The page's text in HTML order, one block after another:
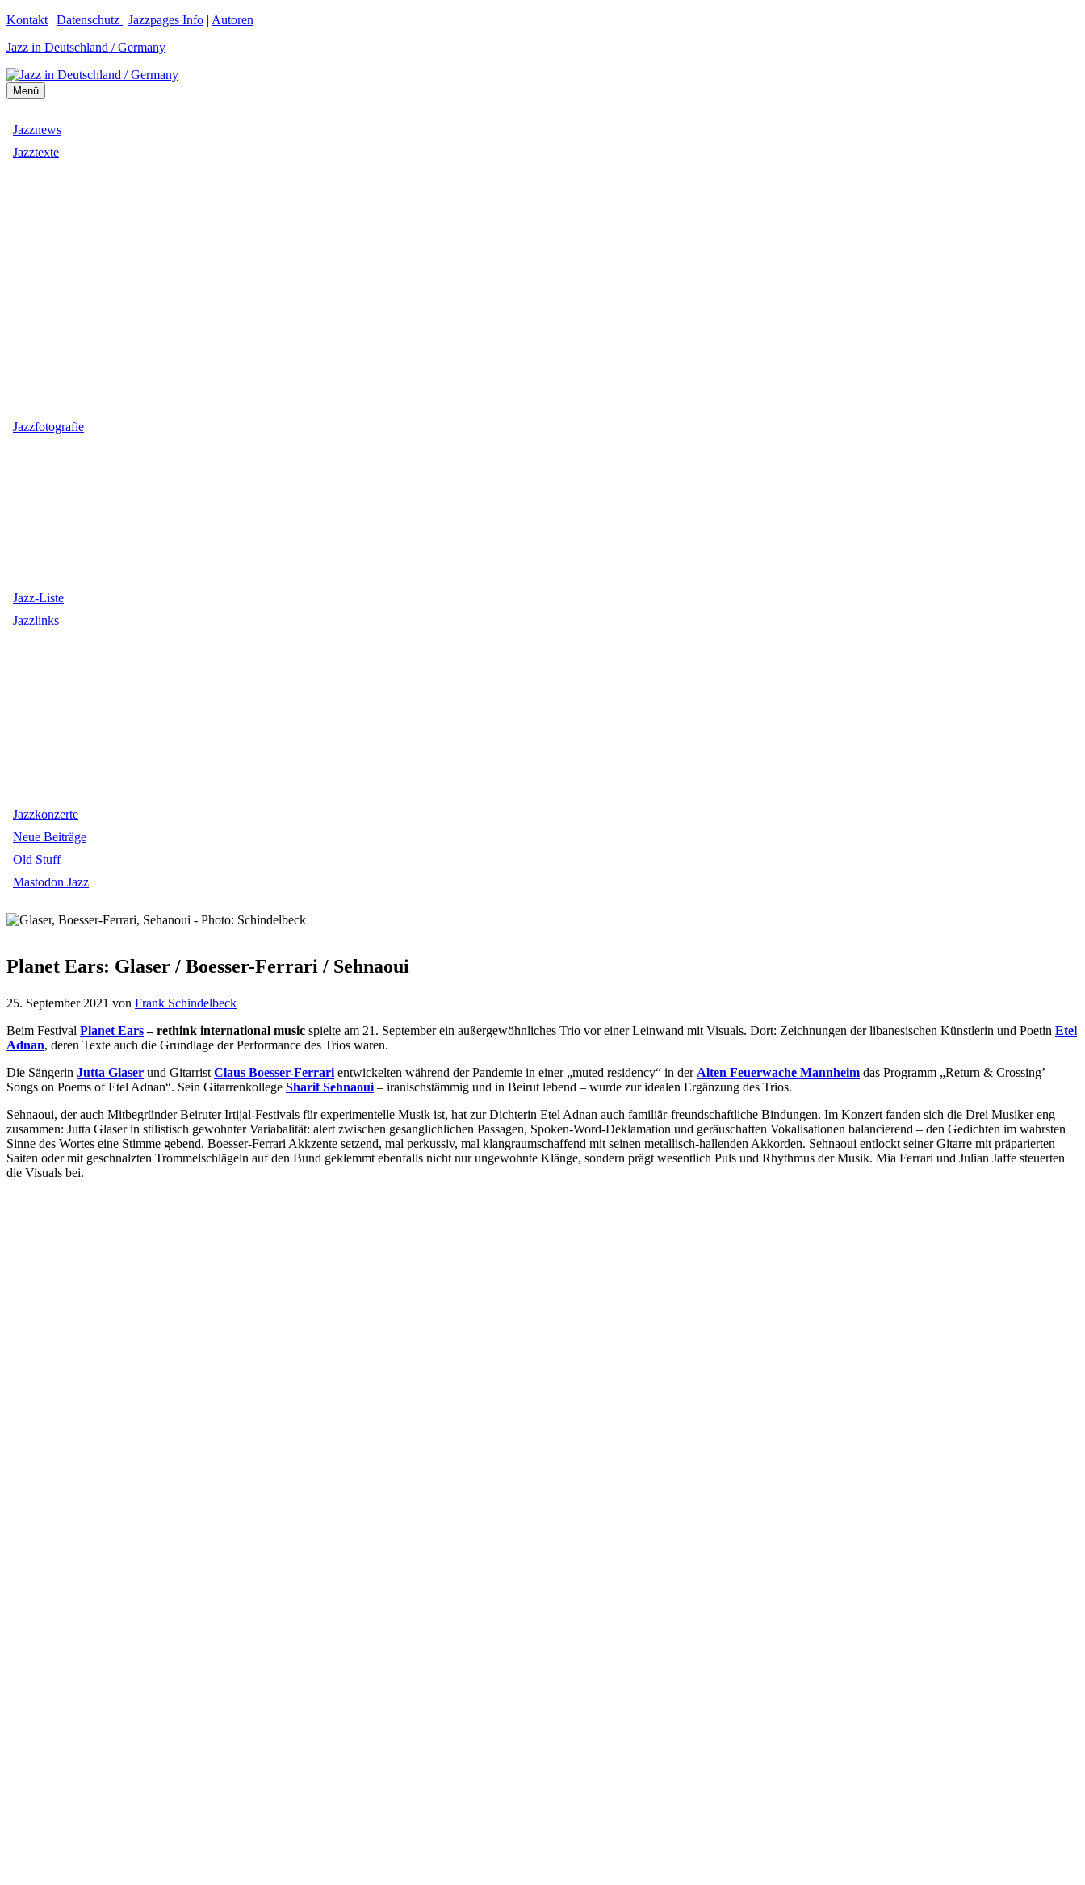
Zum
springen
Kontakt | Datenschutz | Jazzpages Info | Autoren
Jazz in Deutschland / Germany
Menü
Jazznews
Jazztexte
Jazzfotografie
Jazz-Liste
Jazzlinks
Jazzkonzerte
Neue Beiträge
Old Stuff
Mastodon Jazz
Planet Ears: Glaser / Boesser-Ferrari / Sehnaoui
25. September 2021 von Frank Schindelbeck
Beim Festival Planet Ears – rethink international music spielte am 21. September ein außergewöhnliches Trio vor einer Leinwand mit Visuals. Dort: Zeichnungen der libanesischen Künstlerin und Poetin Etel
Adnan, deren Texte auch die Grundlage der Performance des Trios waren.
Die Sängerin Jutta Glaser und Gitarrist Claus Boesser-Ferrari entwickelten während der Pandemie in einer „muted residency“ in der Alten Feuerwache Mannheim das Programm „Return & Crossing’ –
Songs on Poems of Etel Adnan“. Sein Gitarrenkollege Sharif Sehnaoui – iranischstämmig und in Beirut lebend – wurde zur idealen Ergänzung des Trios.
Sehnaoui, der auch Mitbegründer Beiruter Irtijal-Festivals für experimentelle Musik ist, hat zur Dichterin Etel Adnan auch familiär-freundschaftliche Bindungen. Im Konzert fanden sich die Drei Musiker eng
zusammen: Jutta Glaser in stilistisch gewohnter Variabalität: alert zwischen gesanglichlichen Passagen, Spoken-Word-Deklamation und geräuschaften Vokalisationen balancierend – den Gedichten im wahrsten
Sinne des Wortes eine Stimme gebend. Boesser-Ferrari Akkzente setzend, mal perkussiv, mal klangraumschaffend mit seinen metallisch-hallenden Akkorden. Sehnaoui entlockt seiner Gitarre mit präparierten
Saiten oder mit geschnalzten Trommelschlägeln auf den Bund geklemmt ebenfalls nicht nur ungewohnte Klänge, sondern prägt wesentlich Puls und Rhythmus der Musik. Mia Ferrari und Julian Jaffe steuerten
die Visuals bei.